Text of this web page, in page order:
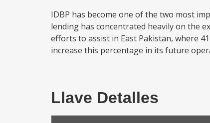
IDBP has become one of the two most
lending has concentrated heavily on the
efforts to assist in East Pakistan, where
increase this percentage in its future
Llave Detalles